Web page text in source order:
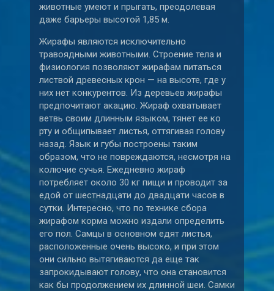
животные умеют и прыгать, преодолевая
даже барьеры высотой 1,85 м.
Жирафы являются исключительно
травоядными животными. Строение тела и
физиология позволяют жирафам питаться
листвой древесных крон — на высоте, где у
них нет конкурентов. Из деревьев жирафы
предпочитают акацию. Жираф охватывает
ветвь своим длинным языком, тянет ее ко
рту и общипывает листья, оттягивая голову
назад. Язык и губы построены таким
образом, что не повреждаются, несмотря на
колючие сучья. Ежедневно жираф
потребляет около 30 кг пищи и проводит за
едой от шестнадцати до двадцати часов в
сутки. Интересно, что по технике сбора
жирафом корма можно издали определить
его пол. Самцы в основном едят листья,
расположенные очень высоко, и при этом
они сильно вытягиваются да еще так
запрокидывают голову, что она становится
как бы продолжением их длинной шеи. Самки